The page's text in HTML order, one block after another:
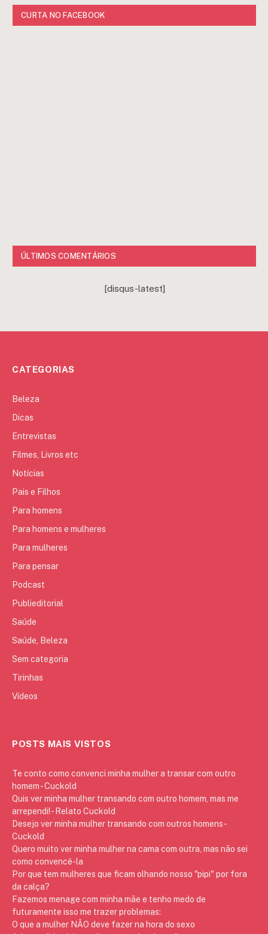
CURTA NO FACEBOOK
ÚLTIMOS COMENTÁRIOS
[disqus-latest]
CATEGORIAS
Beleza
Dicas
Entrevistas
Filmes, Livros etc
Notícias
Pais e Filhos
Para homens
Para homens e mulheres
Para mulheres
Para pensar
Podcast
Publieditorial
Saúde
Saúde, Beleza
Sem categoria
Tirinhas
Vídeos
POSTS MAIS VISTOS
Te conto como convenci minha mulher a transar com outro
homem - Cuckold
Quis ver minha mulher transando com outro homem, mas me
arrependi! - Relato Cuckold
Desejo ver minha mulher transando com outros homens -
Cuckold
Quero muito ver minha mulher na cama com outra, mas não sei
como convencê-la
Por que tem mulheres que ficam olhando nosso "pipi" por fora
da calça?
Fazemos menage com minha mãe e tenho medo de
futuramente isso me trazer problemas:
O que a mulher NÃO deve fazer na hora do sexo